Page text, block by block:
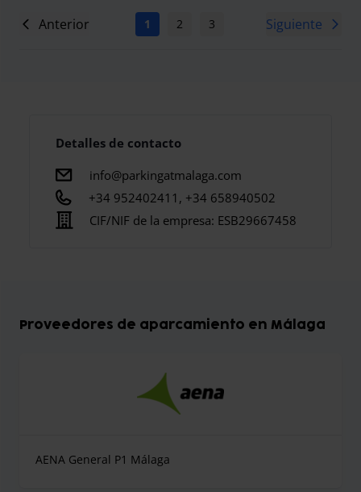
Anterior 1 2 3 5 6
Siguiente
Detalles de contacto
info@parkingatmalaga.com
+34 952402411, +34 658940502
CIF/NIF de la empresa: ESB29667458
Proveedores de aparcamiento en Málaga
AENA General P1 Málaga